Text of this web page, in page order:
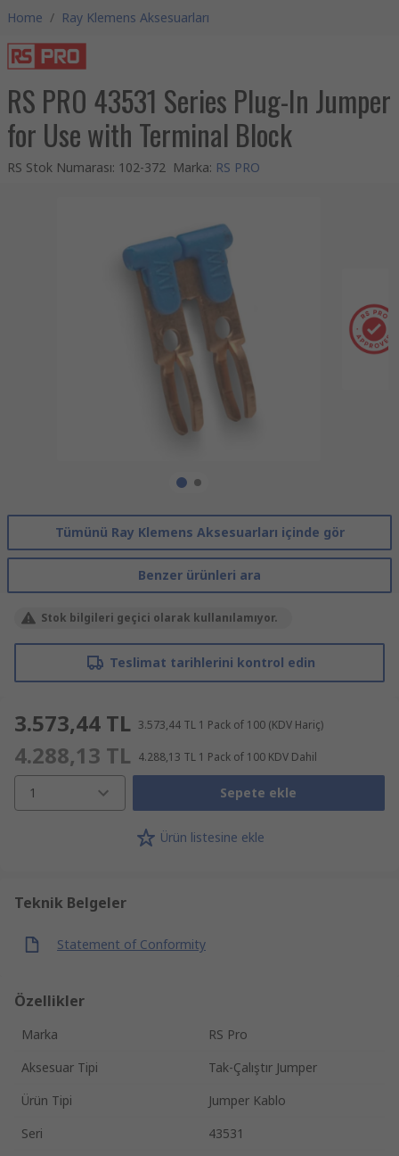
Home / Ray Klemens Aksesuarları
RS PRO 43531 Series Plug-In Jumper
for Use with Terminal Block
RS Stok Numarası: 102-372 Marka: RS PRO
Tümünü Ray Klemens Aksesuarları içinde gör
Benzer ürünleri ara
Stok bilgileri geçici olarak kullanılamıyor.
Teslimat tarihlerini kontrol edin
3.573,44 TL 3.573,44 TL 1 Pack of 100 (KDV Hariç)
4.288,13 TL 4.288,13 TL 1 Pack of 100 KDV Dahil
1 Sepete ekle
Ürün listesine ekle
Teknik Belgeler
Statement of Conformity
Özellikler
Marka
RS Pro
Aksesuar Tipi
Tak-Çalıştır Jumper
Ürün Tipi
Jumper Kablo
Seri
43531